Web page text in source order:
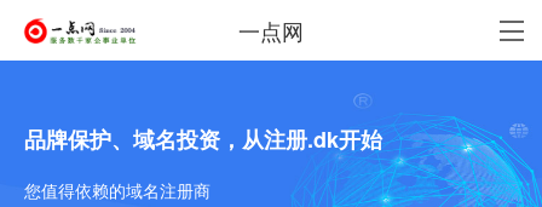
一点网
品牌保护、域名投资，从注册.dk开始
您值得依赖的域名注册商